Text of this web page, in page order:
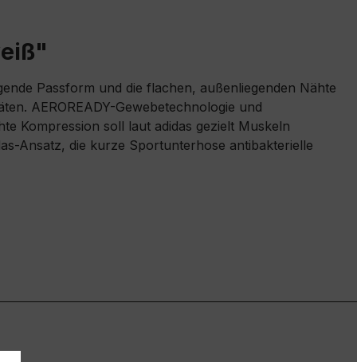
Passform und die flachen, außenliegenden Nähte
AEROREADY-Gewebetechnologie und
Kompression soll laut adidas gezielt Muskeln
Ansatz, die kurze Sportunterhose antibakterielle